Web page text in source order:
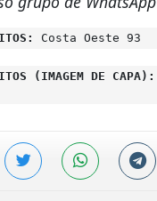
Costa Oeste 93
(IMAGEM DE CAPA):